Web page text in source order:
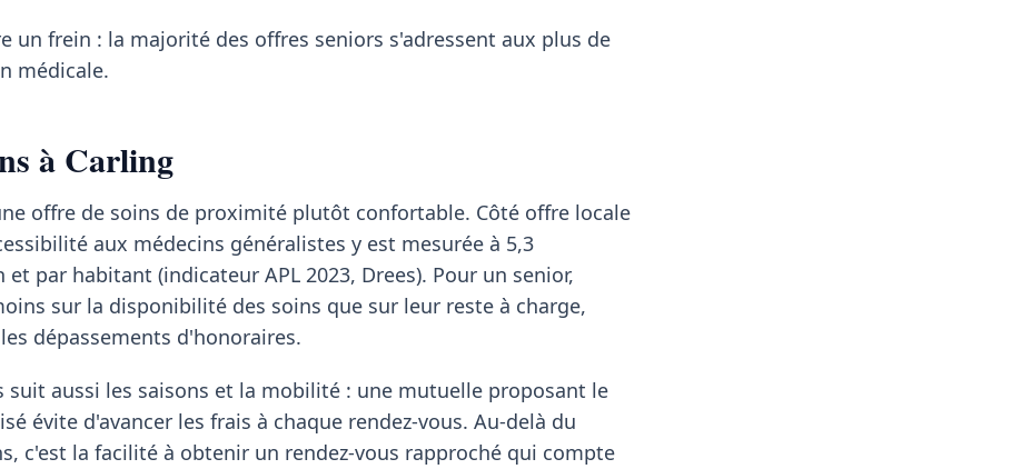
un frein : la majorité des offres seniors s'adressent aux plus de
médicale.
à Carling
offre de soins de proximité plutôt confortable. Côté offre locale
aux médecins généralistes y est mesurée à 5,3
par habitant (indicateur APL 2023, Drees). Pour un senior,
sur la disponibilité des soins que sur leur reste à charge,
dépassements d'honoraires.
suit aussi les saisons et la mobilité : une mutuelle proposant le
évite d'avancer les frais à chaque rendez-vous. Au-delà du
c'est la facilité à obtenir un rendez-vous rapproché qui compte